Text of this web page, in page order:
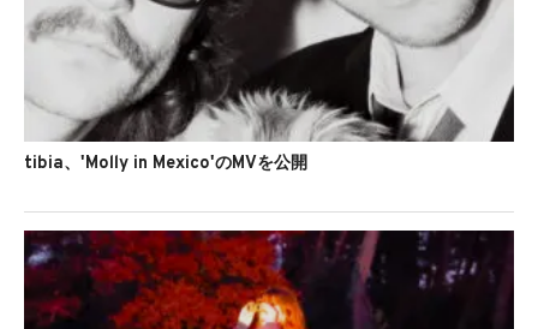
tibia、'Molly in Mexico'のMVを公開